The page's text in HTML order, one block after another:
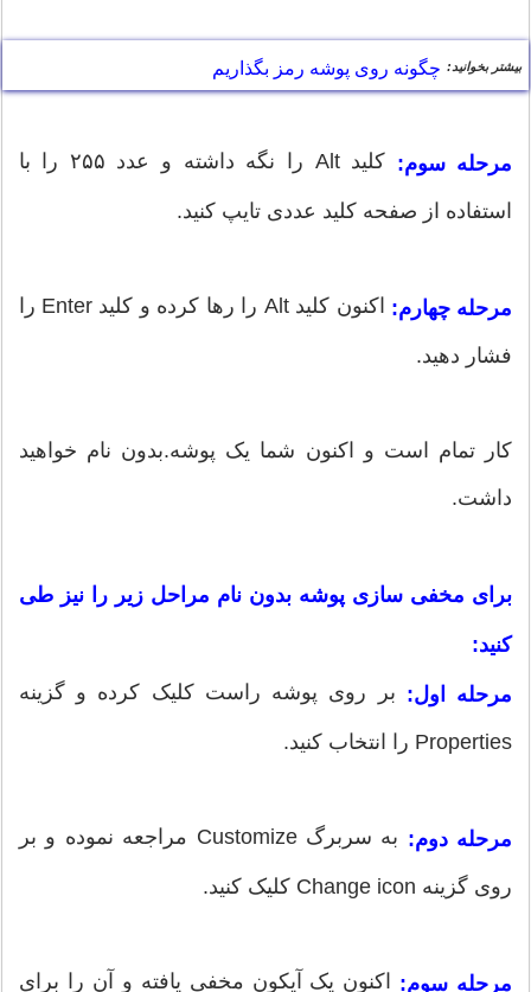
بیشتر بخوانید: چگونه روی پوشه رمز بگذاریم
مرحله سوم: کلید Alt را نگه داشته و عدد ۲۵۵ را با
استفاده از صفحه کلید عددی تایپ کنید.
مرحله چهارم: اکنون کلید Alt را رها کرده و کلید Enter را
فشار دهید.
کار تمام است و اکنون شما یک پوشه.بدون نام خواهید
داشت.
برای مخفی سازی پوشه بدون نام مراحل زیر را نیز طی
کنید:
مرحله اول: بر روی پوشه راست کلیک کرده و گزینه
Properties را انتخاب کنید.
مرحله دوم: به سربرگ Customize مراجعه نموده و بر
روی گزینه Change icon کلیک کنید.
مرحله سوم: اکنون یک آیکون مخفی یافته و آن را برای